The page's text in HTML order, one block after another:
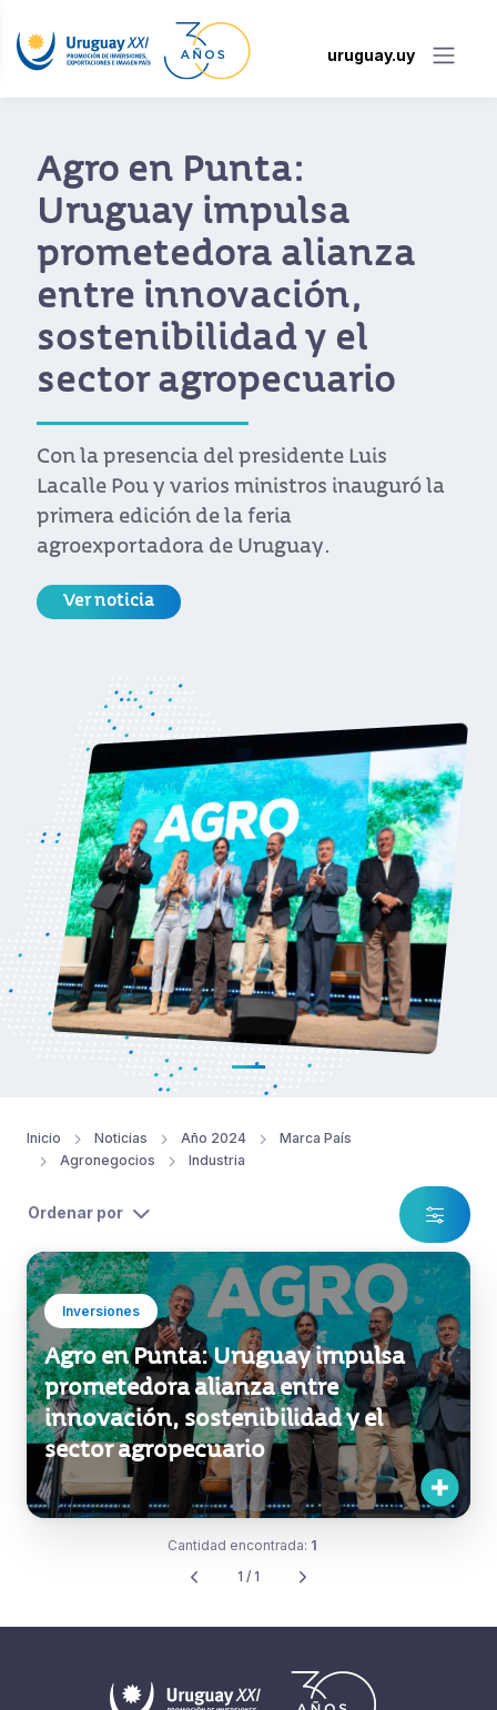
uruguay.uy
Agro en Punta:
Uruguay impulsa
prometedora alianza
entre innovación,
sostenibilidad y el
sector agropecuario
Con la presencia del presidente Luis
Lacalle Pou y varios ministros inauguró la
primera edición de la feria
agroexportadora de Uruguay.
Ver noticia
Inicio Noticias Año 2024
Marca País
Agronegocios
Industria
Ordenar por
Inversiones
Agro en Punta: Uruguay impulsa
prometedora alianza entre
innovación, sostenibilidad y el
sector agropecuario
Cantidad encontrada: 1
1 / 1